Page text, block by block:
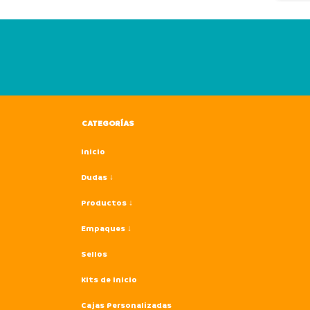
CATEGORÍAS
Inicio
Dudas ↓
Productos ↓
Empaques ↓
Sellos
Kits de inicio
Cajas Personalizadas